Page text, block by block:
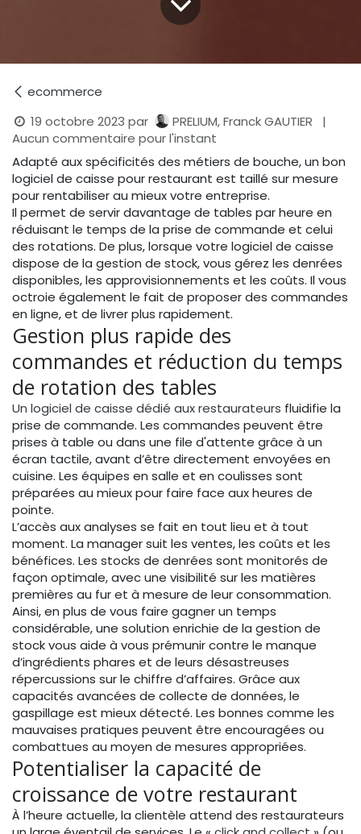
ecommerce
19 octobre 2023 par PRELIUM, Franck GAUTIER
|
Aucun commentaire pour l'instant
Adapté aux spécificités des métiers de bouche, un bon
logiciel de caisse pour restaurant est taillé sur mesure
pour rentabiliser au mieux votre entreprise.
Il permet de servir davantage de tables par heure en
réduisant le temps de la prise de commande et celui
des rotations. De plus, lorsque votre logiciel de caisse
dispose de la gestion de stock, vous gérez les denrées
disponibles, les approvisionnements et les coûts. Il vous
octroie également le fait de proposer des commandes
en ligne, et de livrer plus rapidement.
Gestion plus rapide des
commandes et réduction du temps
de rotation des tables
Un logiciel de caisse dédié aux restaurateurs fluidifie la
prise de commande. Les commandes peuvent être
prises à table ou dans une file d'attente grâce à un
écran tactile, avant d’être directement envoyées en
cuisine. Les équipes en salle et en coulisses sont
préparées au mieux pour faire face aux heures de
pointe.
L’accès aux analyses se fait en tout lieu et à tout
moment. La manager suit les ventes, les coûts et les
bénéfices. Les stocks de denrées sont monitorés de
façon optimale, avec une visibilité sur les matières
premières au fur et à mesure de leur consommation.
Ainsi, en plus de vous faire gagner un temps
considérable, une solution enrichie de la gestion de
stock vous aide à vous prémunir contre le manque
d’ingrédients phares et de leurs désastreuses
répercussions sur le chiffre d’affaires. Grâce aux
capacités avancées de collecte de données, le
gaspillage est mieux détecté. Les bonnes comme les
mauvaises pratiques peuvent être encouragées ou
combattues au moyen de mesures appropriées.
Potentialiser la capacité de
croissance de votre restaurant
À l’heure actuelle, la clientèle attend des restaurateurs